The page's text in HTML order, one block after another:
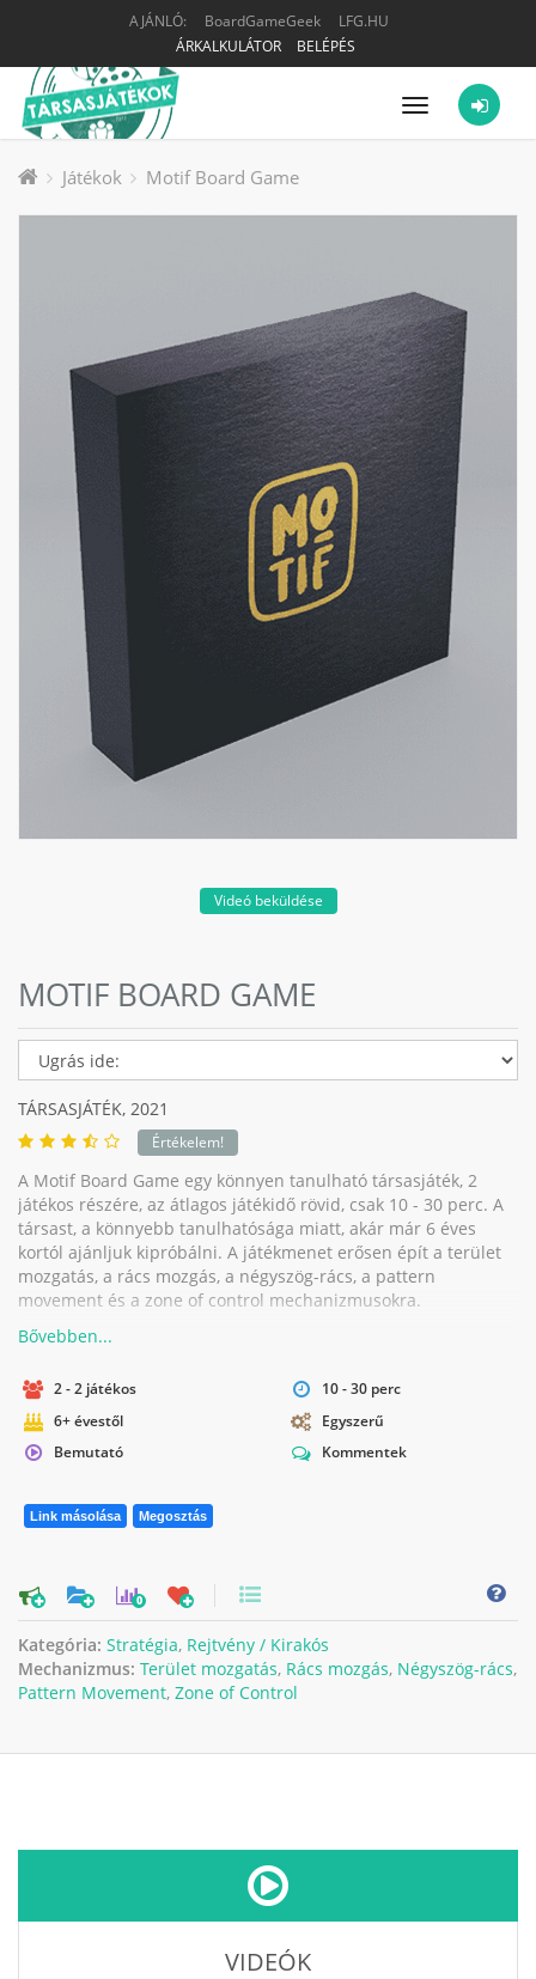
AJÁNLÓ: BoardGameGeek
LFG.HU
ÁRKALKULÁTOR
BELÉPÉS
Menü
Játékok Motif Board Game
Videó beküldése
MOTIF BOARD GAME
TÁRSASJÁTÉK, 2021
Értékelem!
A Motif Board Game egy könnyen tanulható társasjáték, 2
játékos részére, az átlagos játékidő rövid, csak 10 - 30 perc. A
társast, a könnyebb tanulhatósága miatt, akár már 6 éves
kortól ajánljuk kipróbálni. A játékmenet erősen épít a terület
mozgatás, a rács mozgás, a négyszög-rács, a pattern
movement és a zone of control mechanizmusokra.
2 - 2 játékos
10 - 30 perc
6+ évestől
Egyszerű
Bemutató
Kommentek
Link másolása Megosztás
0
Kategória: Stratégia, Rejtvény / Kirakós
Mechanizmus: Terület mozgatás, Rács mozgás, Négyszög-rács,
Pattern Movement, Zone of Control
VIDEÓK